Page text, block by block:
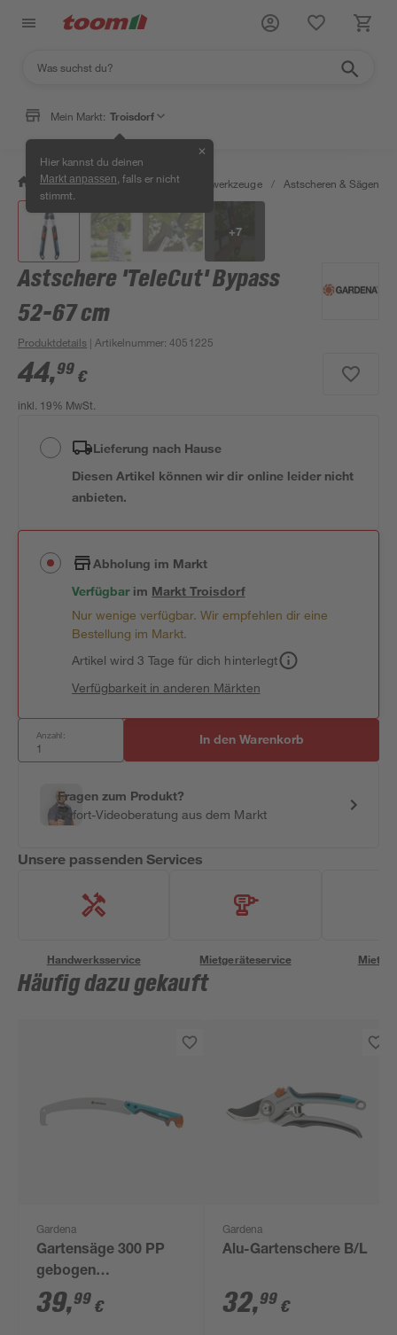
Mein Markt: Troisdorf
Hier kannst du deinen
Markt anpassen , falls er nicht
stimmt.
✕
/ Garten & Freizeit / Gartenhandwerkzeuge / Astscheren & Sägen
+7
Astschere 'TeleCut' Bypass
52-67 cm
Produktdetails | Artikelnummer:4051225
44,99 €
inkl. 19% MwSt.
Lieferung nach Hause
Diesen Artikel können wir dir online leider nicht
anbieten.
Abholung im Markt
Verfügbar im MarktTroisdorf
Nur wenige verfügbar. Wir empfehlen dir eine
Bestellung im Markt.
Artikel wird 3 Tage für dich hinterlegt
Verfügbarkeit in anderen Märkten
Anzahl: In den Warenkorb
Fragen zum Produkt?
Sofort-Videoberatung aus dem Markt
Unsere passenden Services
Handwerksservice Mietgeräteservice
Häufig dazu gekauft
Gardena
Gartensäge 300 PP
gebogen
"combisystem"
39,99 €
Gardena
Alu-Gartenschere B/L
32,99 €